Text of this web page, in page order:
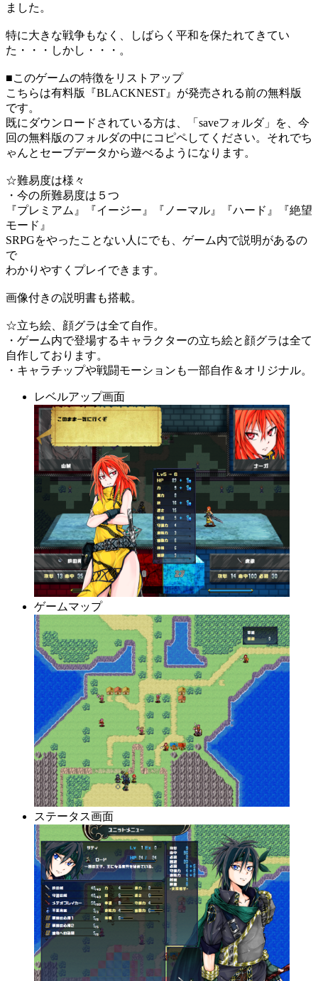
ました。
特に大きな戦争もなく、しばらく平和を保たれてきてい
た・・・しかし・・・。
■このゲームの特徴をリストアップ
こちらは有料版『BLACKNEST』が発売される前の無料版
です。
既にダウンロードされている方は、「saveフォルダ」を、今
回の無料版のフォルダの中にコピペしてください。それでち
ゃんとセーブデータから遊べるようになります。
☆難易度は様々
・今の所難易度は５つ
『プレミアム』『イージー』『ノーマル』『ハード』『絶望
モード』
SRPGをやったことない人にでも、ゲーム内で説明があるの
で
わかりやすくプレイできます。
画像付きの説明書も搭載。
☆立ち絵、顔グラは全て自作。
・ゲーム内で登場するキャラクターの立ち絵と顔グラは全て
自作しております。
・キャラチップや戦闘モーションも一部自作＆オリジナル。
レベルアップ画面
ゲームマップ
ステータス画面